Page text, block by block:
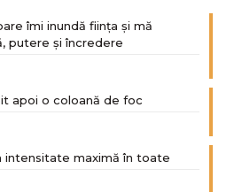
îmi inundă ființa și mă
putere și încredere
apoi o coloană de foc
intensitate maximă în toate